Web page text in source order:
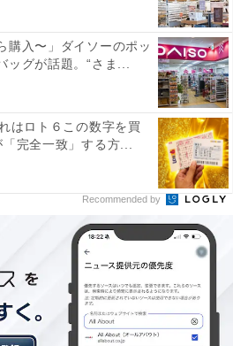
購入〜」ダイソーのポッ
ッグが話題。“さま...
はロト６この数字を買
完全一致」する方...
Recommended by